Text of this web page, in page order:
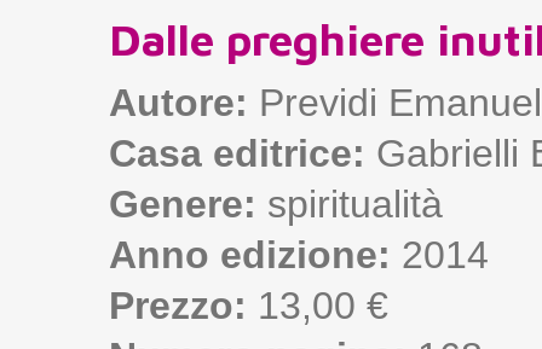
Dalle preghiere
Autore: Previdi
Casa editrice: Gabrielli
Genere: spiritualità
Anno edizione: 2014
Prezzo: 13,00 €